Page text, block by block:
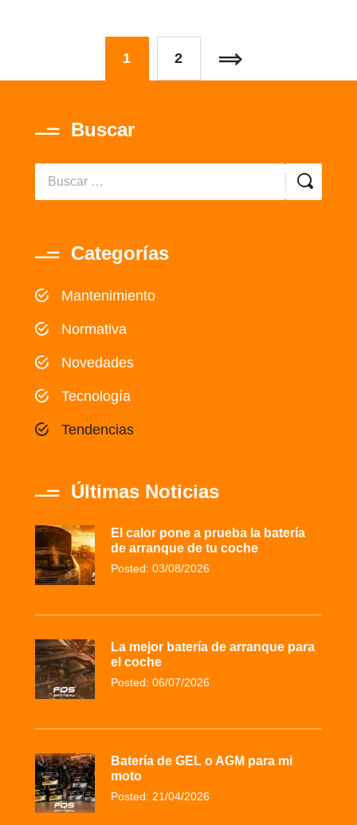
1 2
Buscar
Categorías
Mantenimiento
Normativa
Novedades
Tecnología
Tendencias
Últimas Noticias
El calor pone a prueba la batería
de arranque de tu coche
Posted: 03/08/2026
La mejor batería de arranque para
el coche
Posted: 06/07/2026
Batería de GEL o AGM para mi
moto
Posted: 21/04/2026